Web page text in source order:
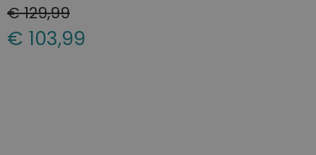
€ 129,99
€ 103,99